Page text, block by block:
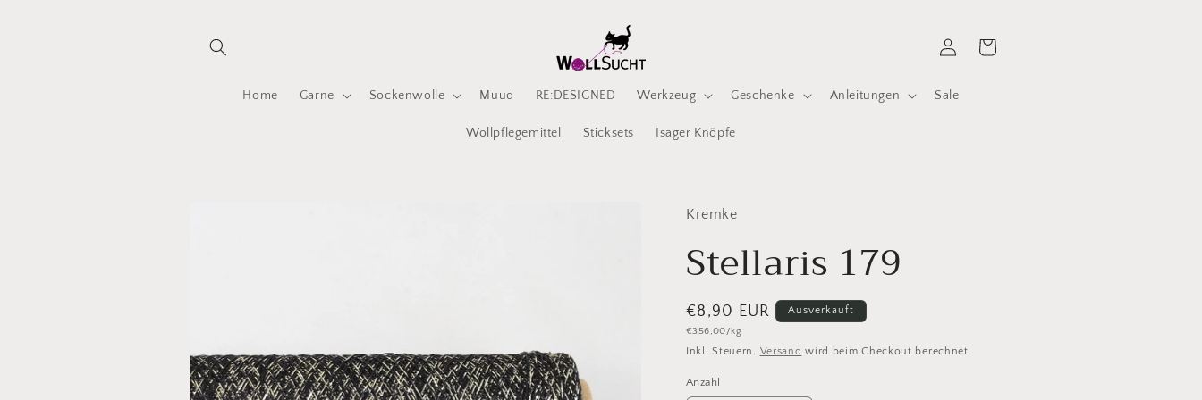
Home Garne Sockenwolle Muud RE:DESIGNED Werkzeug Geschenke Anleitungen Sale
Wollpflegemittel Sticksets Isager Knöpfe
EinloggenWarenkorb
Kremke
Stellaris 179
Normaler
Preis
€8,90 EUR
Grundpreis
€356,00/kg
Ausverkauft
Inkl. Steuern. Versand wird beim Checkout berechnet
Anzahl
Anzahl